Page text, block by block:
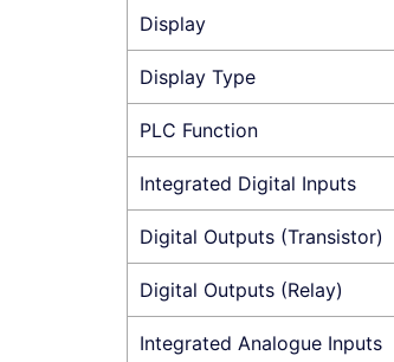
Display
Display Type
PLC Function
Integrated Digital Inputs
Digital Outputs (Transistor)
Digital Outputs (Relay)
Integrated Analogue Inputs